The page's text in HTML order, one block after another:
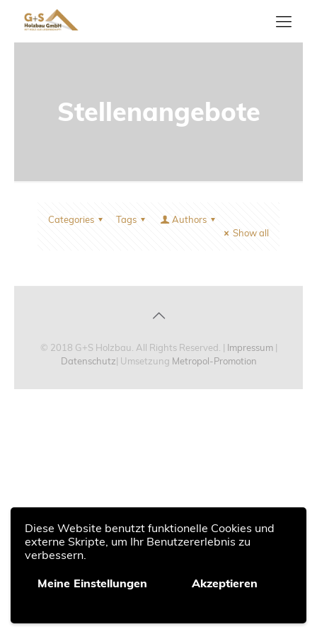
Diese Website benutzt funktionelle Cookies und
externe Skripte, um Ihr Benutzererlebnis zu
verbessern.
Meine Einstellungen
Akzeptieren
Stellenangebote
Categories Tags
Authors
Show all
© 2018 G+S Holzbau. All Rights Reserved. | Impressum|
Datenschutz| Umsetzung Metropol-Promotion